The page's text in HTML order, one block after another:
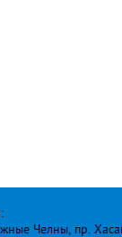
Челны, пр.